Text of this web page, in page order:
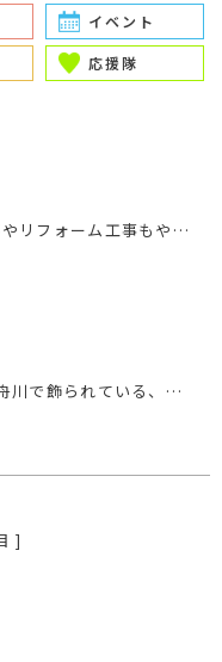
イベント
応援隊
カーポート外構工事やリフォーム工事もやっています。今回はカ…
GW中に大樹町の歴舟川で飾られている、こいのぼりを見に行って…
]